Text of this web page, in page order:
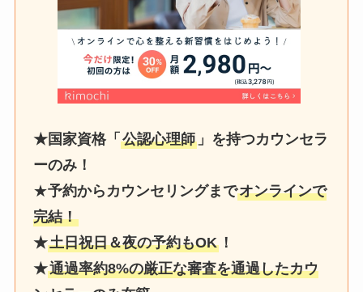
★国家資格「公認心理師 」を持つカウンセラ
ーのみ！
★予約からカウンセリングまでオンラインで
完結！
★土日祝日＆夜の予約もOK ！
★通過率約8%の厳正な審査を通過したカウ